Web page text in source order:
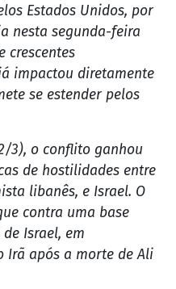
Estados Unidos, por
nesta segunda-feira
crescentes
impactou diretamente
se estender pelos
3), o conflito ganhou
de hostilidades entre
libanês, e Israel. O
contra uma base
Israel, em
Irã após a morte de Ali